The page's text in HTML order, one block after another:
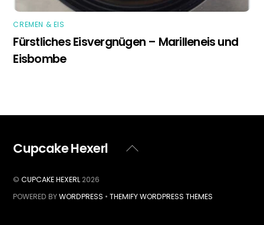
CREMEN & EIS
Fürstliches Eisvergnügen – Marilleneis und
Eisbombe
Back
Cupcake Hexerl
©CUPCAKE HEXERL 2026
POWERED BYWORDPRESS •THEMIFY WORDPRESS THEMES